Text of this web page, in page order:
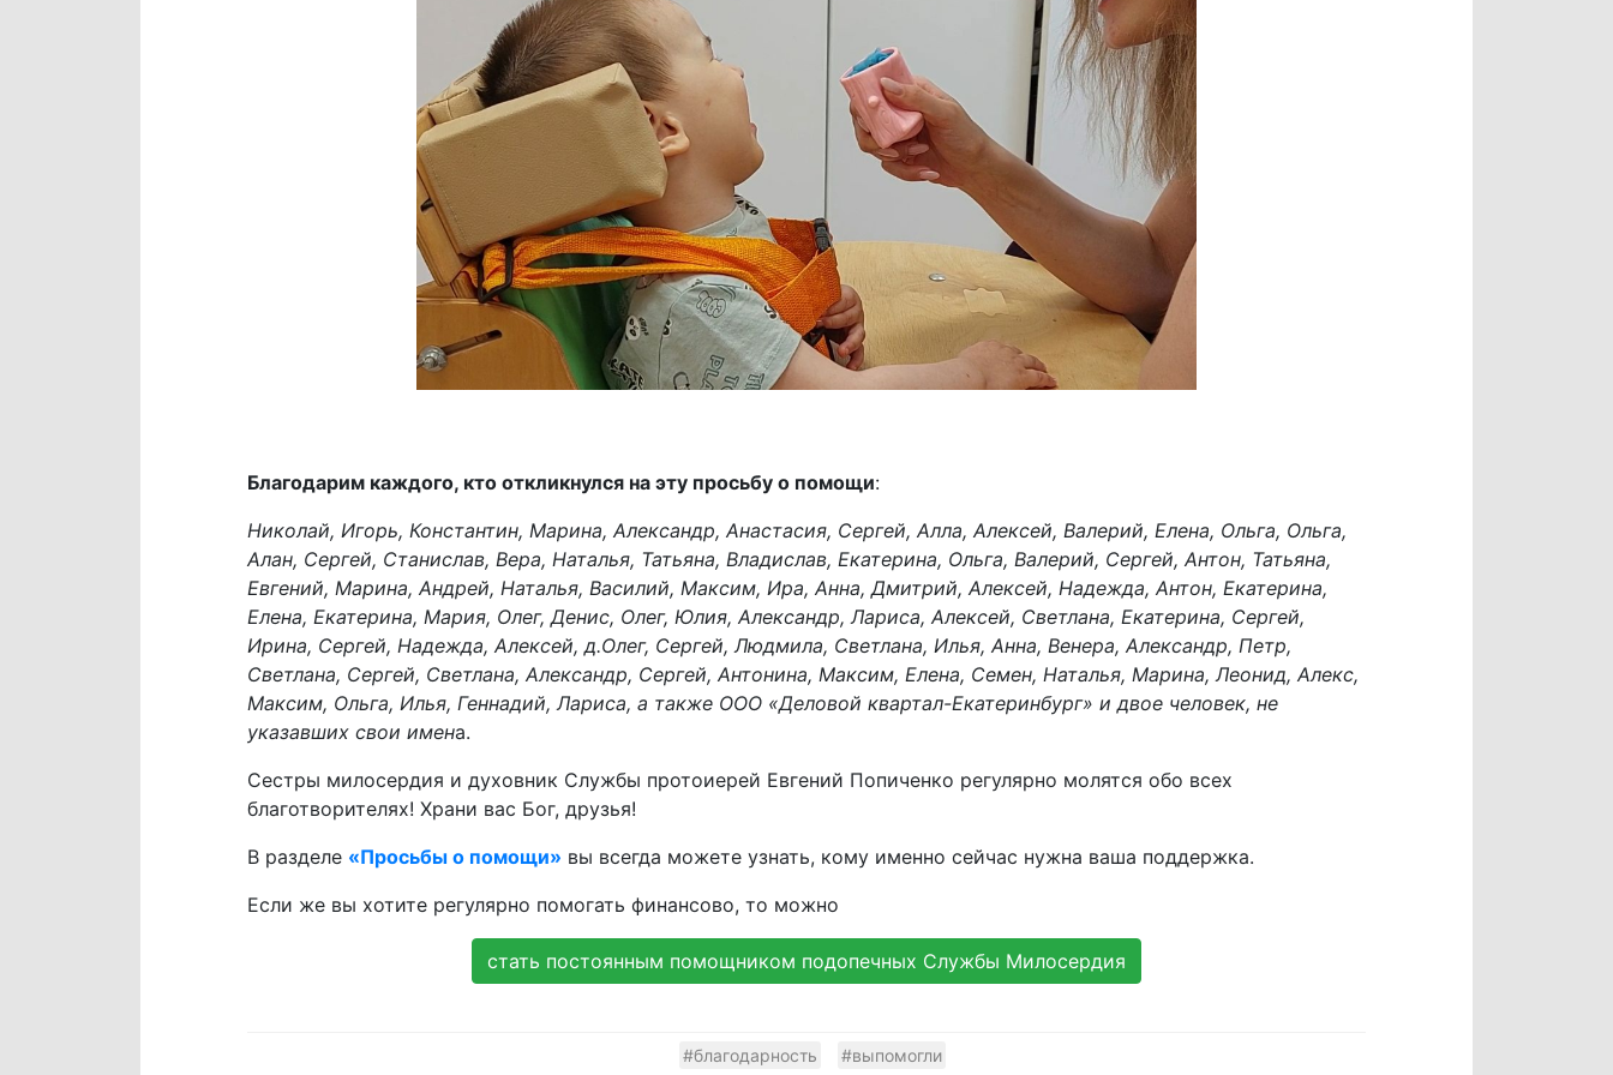
Благодарим каждого, кто откликнулся на эту просьбу о помощи:
Николай, Игорь, Константин, Марина, Александр, Анастасия, Сергей, Алла, Алексей, Валерий, Елена, Ольга, Ольга,
Алан, Сергей, Станислав, Вера, Наталья, Татьяна, Владислав, Екатерина, Ольга, Валерий, Сергей, Антон, Татьяна,
Евгений, Марина, Андрей, Наталья, Василий, Максим, Ира, Анна, Дмитрий, Алексей, Надежда, Антон, Екатерина,
Елена, Екатерина, Мария, Олег, Денис, Олег, Юлия, Александр, Лариса, Алексей, Светлана, Екатерина, Сергей,
Ирина, Сергей, Надежда, Алексей, д.Олег, Сергей, Людмила, Светлана, Илья, Анна, Венера, Александр, Петр,
Светлана, Сергей, Светлана, Александр, Сергей, Антонина, Максим, Елена, Семен, Наталья, Марина, Леонид, Алекс,
Максим, Ольга, Илья, Геннадий, Лариса, а также ООО «Деловой квартал-Екатеринбург» и двое человек, не
указавших свои имена.
Сестры милосердия и духовник Службы протоиерей Евгений Попиченко регулярно молятся обо всех
благотворителях! Храни вас Бог, друзья!
В разделе «Просьбы о помощи» вы всегда можете узнать, кому именно сейчас нужна ваша поддержка.
Если же вы хотите регулярно помогать финансово, то можно
стать постоянным помощником подопечных Службы Милосердия
#благодарность #выпомогли